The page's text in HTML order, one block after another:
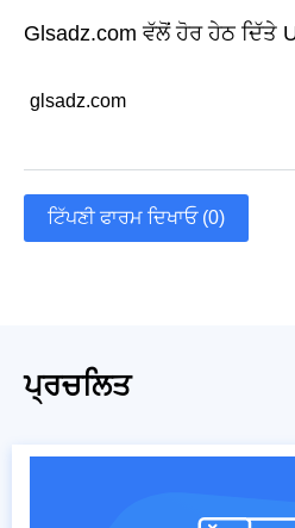
Glsadz.com ਵੱਲੋਂ ਹੋਰ ਹੇਠ ਦਿੱਤੇ
glsadz.com
ਟਿੱਪਣੀ ਫਾਰਮ ਦਿਖਾਓ (0)
ਪ੍ਰਚਲਿਤ